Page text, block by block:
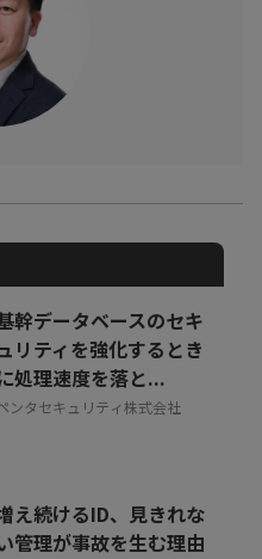
サービスについて
問いただけます！
込み可能
る 無料
幹データベースのセキ
リティを強化するとき
処理速度を落と...
ンタセキュリティ株式会社
え続けるID、見きれな
管理が事故を生む理由